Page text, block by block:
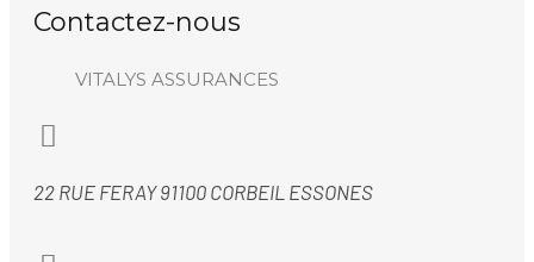
Contactez-nous
VITALYS ASSURANCES
22 RUE FERAY 91100 CORBEIL ESSONES